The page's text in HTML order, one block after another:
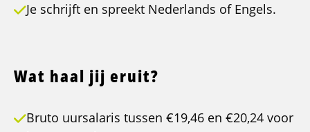
Je schrijft en spreekt Nederlands of Engels.
Wat haal jij eruit?
Bruto uursalaris tussen €19,46 en €20,24 voor